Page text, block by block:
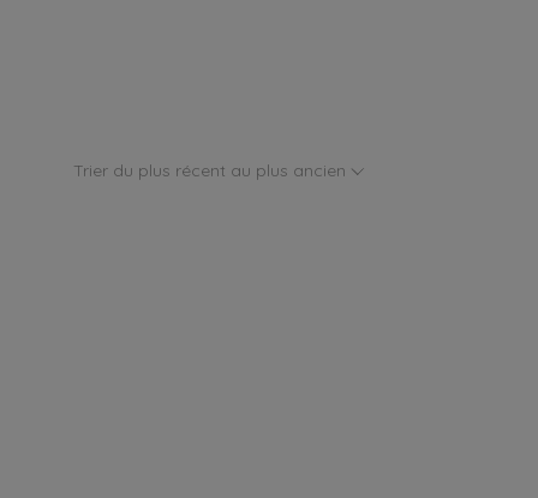
Trier du plus récent au plus ancien